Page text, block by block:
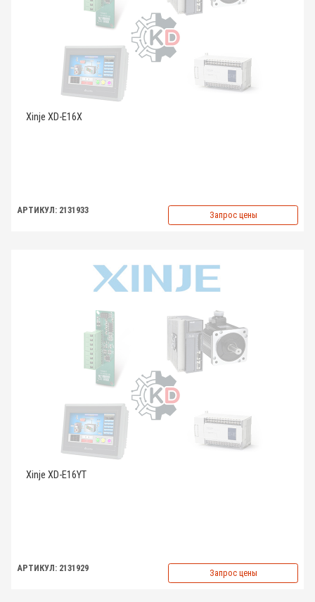
Xinje XD-E16X
АРТИКУЛ: 2131933 Запрос цены
Xinje XD-E16YT
АРТИКУЛ: 2131929 Запрос цены